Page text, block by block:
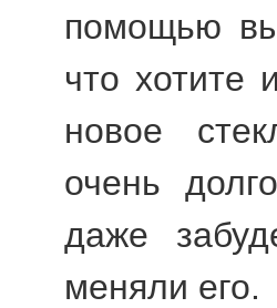
помощью
что хотите
новое
очень
даже
меняли его.